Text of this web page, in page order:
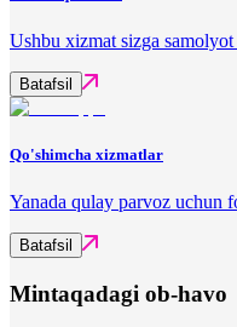
Ushbu xizmat sizga
Batafsil
Qo'shimcha xizmatlar
Yanada qulay parvoz uchun
Batafsil
Mintaqadagi ob-havo